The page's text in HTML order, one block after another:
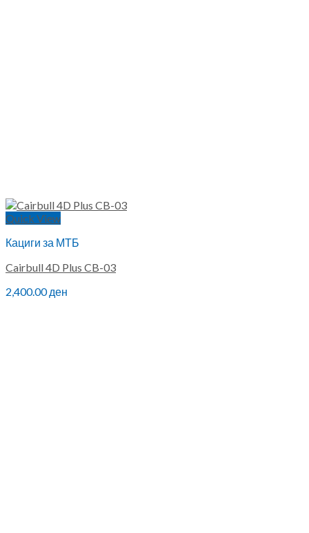
Quick View
Кациги за МТБ
Cairbull 4D Plus CB-03
2,400.00ден